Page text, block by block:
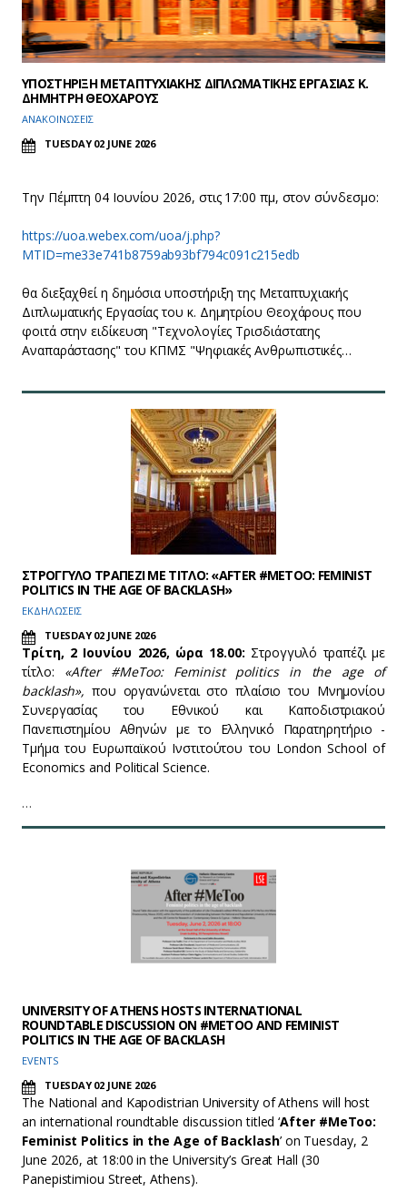
ΥΠΟΣΤΗΡΙΞΗ ΜΕΤΑΠΤΥΧΙΑΚΗΣ ΔΙΠΛΩΜΑΤΙΚΗΣ ΕΡΓΑΣΙΑΣ Κ.
ΔΗΜΗΤΡΗ ΘΕΟΧΑΡΟΥΣ
ΑΝΑΚΟΙΝΩΣΕΙΣ
TUESDAY 02 JUNE 2026
Την Πέμπτη 04 Ιουνίου 2026, στις 17:00 πμ, στον σύνδεσμο:
https://uoa.webex.com/uoa/j.php?
MTID=me33e741b8759ab93bf794c091c215edb
θα διεξαχθεί η δημόσια υποστήριξη της Μεταπτυχιακής
Διπλωματικής Εργασίας του κ. Δημητρίου Θεοχάρους που
φοιτά στην ειδίκευση "Τεχνολογίες Τρισδιάστατης
Αναπαράστασης" του ΚΠΜΣ "Ψηφιακές Ανθρωπιστικές…
ΣΤΡΟΓΓΥΛΟ ΤΡΑΠΕΖΙ ΜΕ ΤΙΤΛΟ: «AFTER #METOO: FEMINIST
POLITICS IN THE AGE OF BACKLASH»
ΕΚΔΗΛΩΣΕΙΣ
TUESDAY 02 JUNE 2026
Τρίτη, 2 Ιουνίου 2026, ώρα 18.00: Στρογγυλό τραπέζι με
τίτλο: «After #MeToo: Feminist politics in the age of
backlash», που οργανώνεται στο πλαίσιο του Μνημονίου
Συνεργασίας του Εθνικού και Καποδιστριακού
Πανεπιστημίου Αθηνών με το Ελληνικό Παρατηρητήριο -
Τμήμα του Ευρωπαϊκού Ινστιτούτου του London School of
Economics and Political Science.
…
UNIVERSITY OF ATHENS HOSTS INTERNATIONAL
ROUNDTABLE DISCUSSION ON #METOO AND FEMINIST
POLITICS IN THE AGE OF BACKLASH
EVENTS
TUESDAY 02 JUNE 2026
The National and Kapodistrian University of Athens will host
an international roundtable discussion titled ‘After #MeToo:
Feminist Politics in the Age of Backlash’ on Tuesday, 2
June 2026, at 18:00 in the University’s Great Hall (30
Panepistimiou Street, Athens).